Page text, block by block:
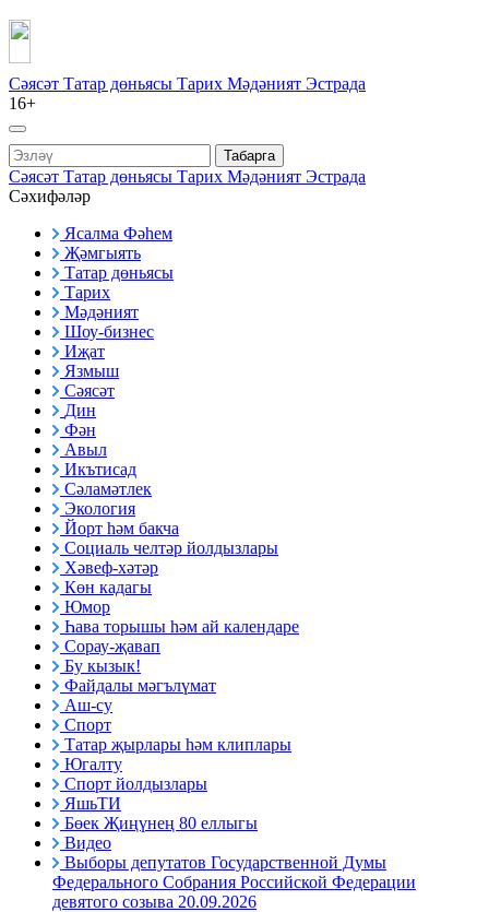
Сәясәт Татар дөньясы Тарих Мәдәният Эстрада
16+
Табарга
Сәясәт Татар дөньясы Тарих Мәдәният Эстрада
Сәхифәләр
Ясалма Фәһем
Җәмгыять
Татар дөньясы
Тарих
Мәдәният
Шоу-бизнес
Иҗат
Язмыш
Сәясәт
Дин
Фән
Авыл
Икътисад
Сәламәтлек
Экология
Йорт һәм бакча
Социаль челтәр йолдызлары
Хәвеф-хәтәр
Көн кадагы
Юмор
Һава торышы һәм ай календаре
Сорау-җавап
Бу кызык!
Файдалы мәгълүмат
Аш-су
Спорт
Татар җырлары һәм клиплары
Югалту
Спорт йолдызлары
ЯшьТИ
Бөек Җиңүнең 80 еллыгы
Видео
Выборы депутатов Государственной Думы
Федерального Собрания Российской Федерации
девятого созыва 20.09.2026